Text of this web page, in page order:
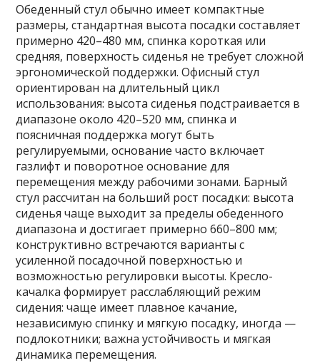
Обеденный стул обычно имеет компактные
размеры, стандартная высота посадки составляет
примерно 420–480 мм, спинка короткая или
средняя, поверхность сиденья не требует сложной
эргономической поддержки. Офисный стул
ориентирован на длительный цикл
использования: высота сиденья подстраивается в
диапазоне около 420–520 мм, спинка и
поясничная поддержка могут быть
регулируемыми, основание часто включает
газлифт и поворотное основание для
перемещения между рабочими зонами. Барный
стул рассчитан на больший рост посадки: высота
сиденья чаще выходит за пределы обеденного
диапазона и достигает примерно 660–800 мм;
конструктивно встречаются варианты с
усиленной посадочной поверхностью и
возможностью регулировки высоты. Кресло-
качалка формирует расслабляющий режим
сидения: чаще имеет плавное качание,
независимую спинку и мягкую посадку, иногда —
подлокотники; важна устойчивость и мягкая
динамика перемещения.